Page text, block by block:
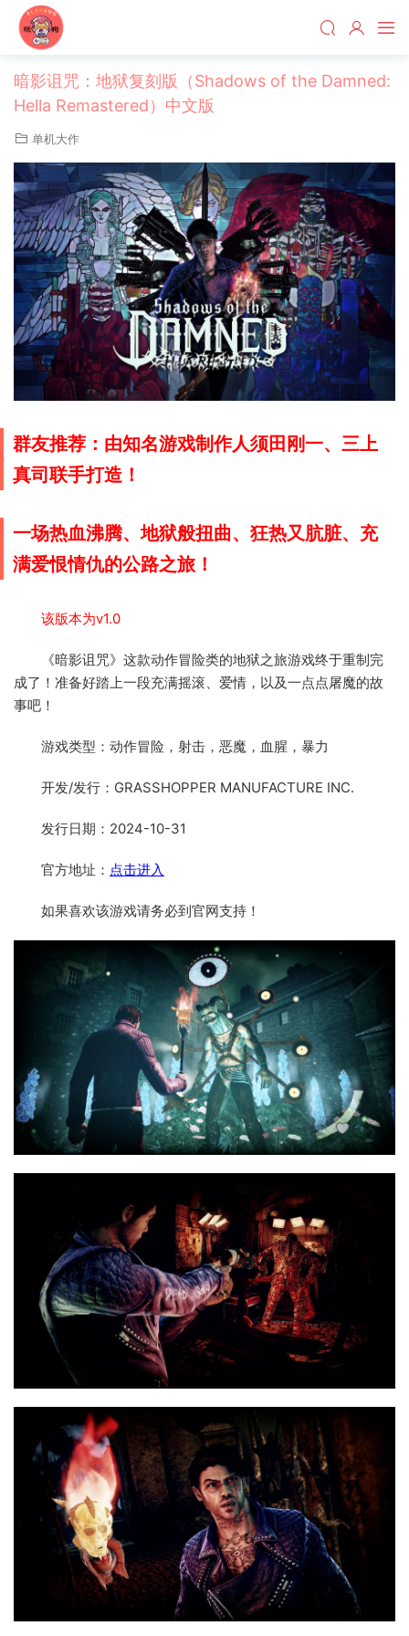
暗影诅咒：地狱复刻版（Shadows of the Damned:
Hella Remastered）中文版
单机大作
群友推荐：由知名游戏制作人须田刚一、三上
真司联手打造！
一场热血沸腾、地狱般扭曲、狂热又肮脏、充
满爱恨情仇的公路之旅！
该版本为v1.0
《暗影诅咒》这款动作冒险类的地狱之旅游戏终于重制完
成了！准备好踏上一段充满摇滚、爱情，以及一点点屠魔的故
事吧！
游戏类型：动作冒险，射击，恶魔，血腥，暴力
开发/发行：GRASSHOPPER MANUFACTURE INC.
发行日期：2024-10-31
官方地址： 点击进入
如果喜欢该游戏请务必到官网支持！